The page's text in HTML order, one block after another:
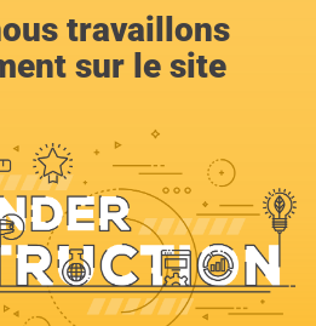
travaillons
sur le site